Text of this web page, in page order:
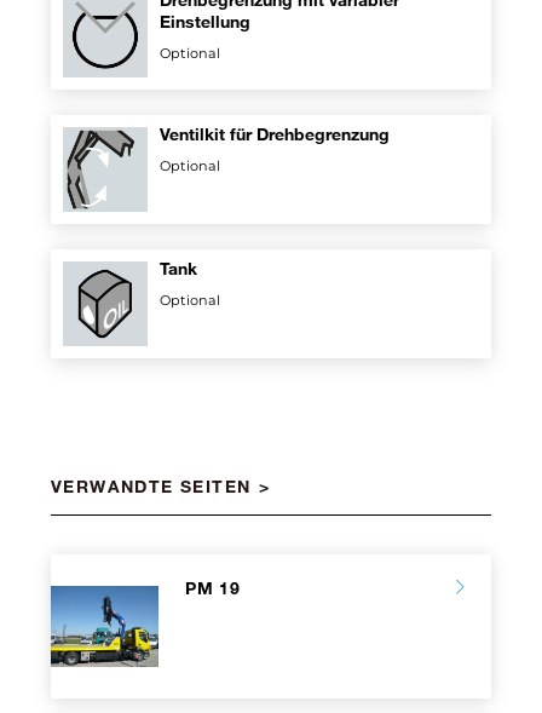
Einstellung
Optional
Ventilkit für Drehbegrenzung
Optional
Tank
Optional
VERWANDTE SEITEN
PM 19